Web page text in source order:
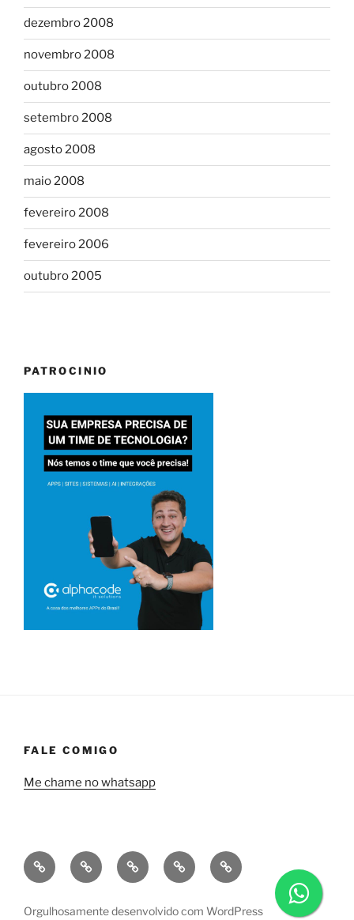
dezembro 2008
novembro 2008
outubro 2008
setembro 2008
agosto 2008
maio 2008
fevereiro 2008
fevereiro 2006
outubro 2005
PATROCINIO
FALE COMIGO
Me chame no whatsapp
Quem
sou
Minha
empresa
Contrate
uma
Soluções
financeiras
Tecnologia
Orgulhosamente desenvolvido com WordPress